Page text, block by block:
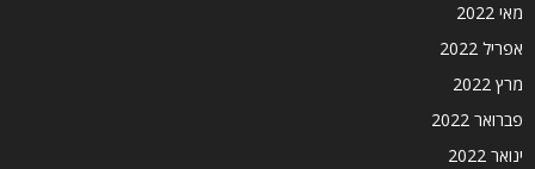
מאי 2022
אפריל 2022
מרץ 2022
פברואר 2022
ינואר 2022